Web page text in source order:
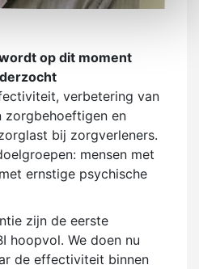
op dit moment
verbetering van
zorgbehoeftigen en
bij zorgverleners.
mensen met
ernstige psychische
zijn de eerste
hoopvol. We doen nu
de effectiviteit binnen